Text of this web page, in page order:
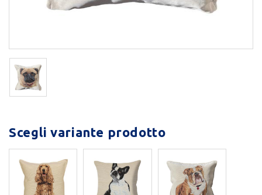
Scegli variante prodotto